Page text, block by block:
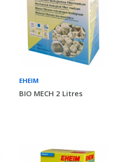
EHEIM
BIO MECH 2 Litres